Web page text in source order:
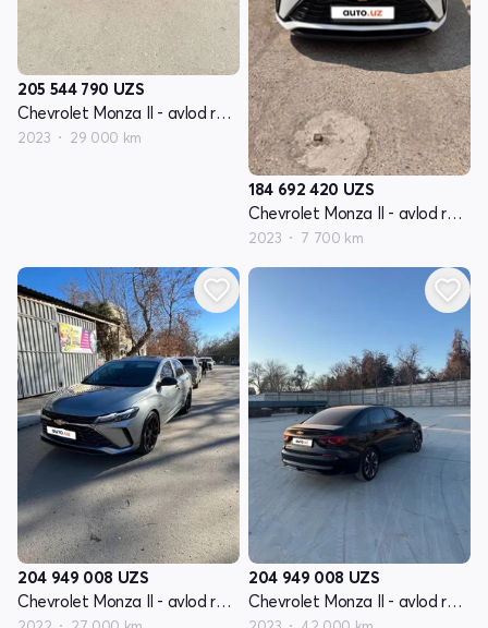
205 544 790 UZS
Chevrolet Monza II - avlod restyling
2023 29 000 km
184 692 420 UZS
Chevrolet Monza II - avlod restyling
2023 7 700 km
204 949 008 UZS
Chevrolet Monza II - avlod restyling
204 949 008 UZS
Chevrolet Monza II - avlod restyling